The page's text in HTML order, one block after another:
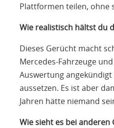
Plattformen teilen, ohne
Wie realistisch hältst du
Dieses Gerücht macht
Mercedes-Fahrzeuge
Auswertung
aussetzen. Es ist aber
Jahren hätte niemand
Wie sieht es bei anderen